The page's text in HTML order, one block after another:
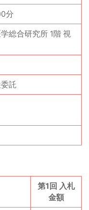
分
総合研究所 1階 視
託
第1回 入札
金額